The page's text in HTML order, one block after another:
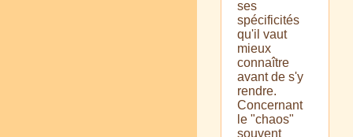
ses
spécificités
qu'il vaut
mieux
connaître
avant de s'y
rendre.
Concernant
le "chaos"
souvent